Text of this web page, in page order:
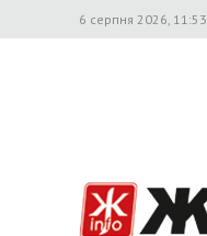
6 серпня 2026, 11:53